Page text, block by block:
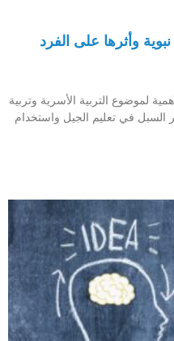
وأثرها على الفرد
لموضوع التربية الأسرية وتربية
في تعليم الجيل واستخدام